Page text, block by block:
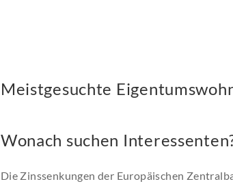
Meistgesuchte
Wonach suchen
Die Zinssenkungen der Europäischen